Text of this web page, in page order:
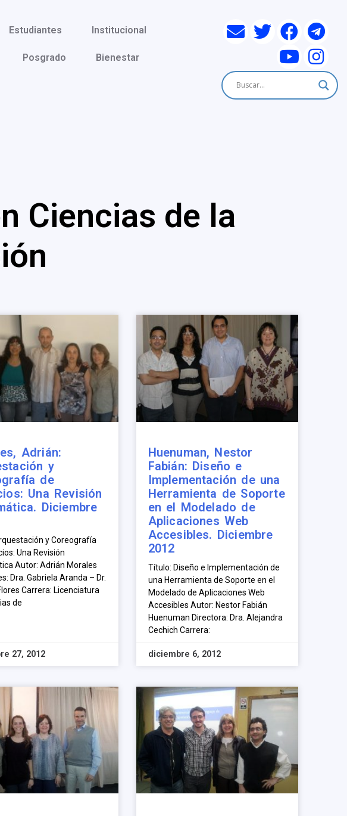
Estudiantes Institucional
Posgrado Bienestar
Ciencias de la
Adrián:
y
de
Una Revisión
Diciembre
y Coreografía
Una Revisión
Autor: Adrián Morales
Dra. Gabriela Aranda – Dr.
Carrera: Licenciatura
de
27, 2012
Huenuman, Nestor
Fabián: Diseño e
Implementación de una
Herramienta de Soporte
en el Modelado de
Aplicaciones Web
Accesibles. Diciembre
2012
Título: Diseño e Implementación de
una Herramienta de Soporte en el
Modelado de Aplicaciones Web
Accesibles Autor: Nestor Fabián
Huenuman Directora: Dra. Alejandra
Cechich Carrera:
diciembre 6, 2012